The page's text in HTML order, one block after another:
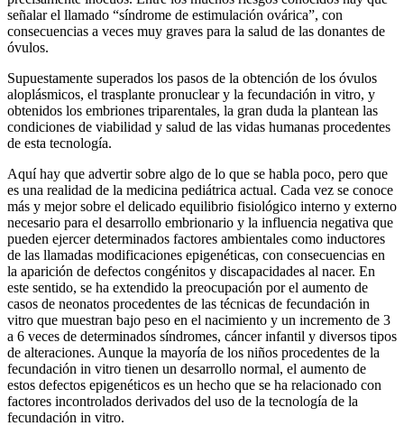
señalar el llamado “síndrome de estimulación ovárica”, con
consecuencias a veces muy graves para la salud de las donantes de
óvulos.
Supuestamente superados los pasos de la obtención de los óvulos
aloplásmicos, el trasplante pronuclear y la fecundación in vitro, y
obtenidos los embriones triparentales, la gran duda la plantean las
condiciones de viabilidad y salud de las vidas humanas procedentes
de esta tecnología.
Aquí hay que advertir sobre algo de lo que se habla poco, pero que
es una realidad de la medicina pediátrica actual. Cada vez se conoce
más y mejor sobre el delicado equilibrio fisiológico interno y externo
necesario para el desarrollo embrionario y la influencia negativa que
pueden ejercer determinados factores ambientales como inductores
de las llamadas modificaciones epigenéticas, con consecuencias en
la aparición de defectos congénitos y discapacidades al nacer. En
este sentido, se ha extendido la preocupación por el aumento de
casos de neonatos procedentes de las técnicas de fecundación in
vitro que muestran bajo peso en el nacimiento y un incremento de 3
a 6 veces de determinados síndromes, cáncer infantil y diversos tipos
de alteraciones. Aunque la mayoría de los niños procedentes de la
fecundación in vitro tienen un desarrollo normal, el aumento de
estos defectos epigenéticos es un hecho que se ha relacionado con
factores incontrolados derivados del uso de la tecnología de la
fecundación in vitro.